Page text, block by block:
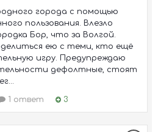
города с помощью
пользования. Влезло
Бор, что за Волгой.
ею с теми, кто ещё
игру. Предупреждаю
дефолтные, стоят
1 ответ 3